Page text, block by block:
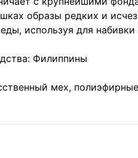
образы редких и
используя для
Филиппины
мех,